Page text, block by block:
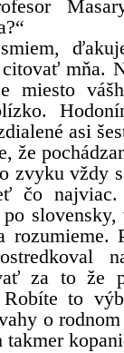
mňa.
miesto
asi
že
zvyku vždy
čo
rozumieme.
za to že
to
o
takmer